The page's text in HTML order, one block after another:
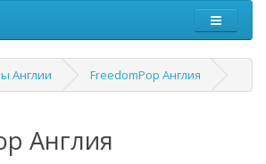
Англии FreedomPop Англия
Англия